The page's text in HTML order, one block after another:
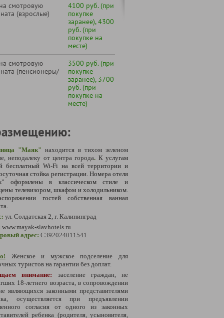
смотровую
(взрослые)
4100 руб. (при
покупке
заранее), 4300
руб. (при
покупке на
месте)
смотровую
(пенсионеры/
3500 руб. (при
покупке
заранее), 3700
руб. (при
покупке на
месте)
"Маяк" находится в тихом зеленом
неподалеку от центра города. К услугам
бесплатный Wi-Fi на всей территории и
стойка регистрации. Номера отеля
оформлены в классическом стиле и
телевизором, шкафом и холодильником.
гостей собственная ванная
ул. Солдатская 2, г. Калининград
www.mayak-slavhotels.ru
адрес: С392024011541
Женское и мужское подселение для
туристов на гарантии без доплат.
внимание: заселение граждан, не
18-летнего возраста, в сопровождении
являющихся законными представителями
осуществляется при предъявлении
согласия от одного из законных
ребенка (родителя, усыновителя,